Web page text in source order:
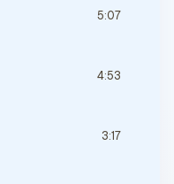
5:07
4:53
3:17